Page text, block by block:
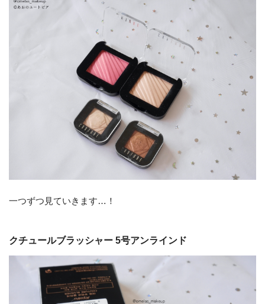
一つずつ見ていきます…！
クチュールブラッシャー 5号アンラインド